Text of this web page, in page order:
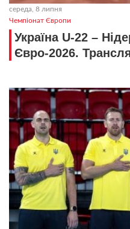
середа, 8 липня
Чемпіонат Європи
Україна U-22 –
Євро-2026.